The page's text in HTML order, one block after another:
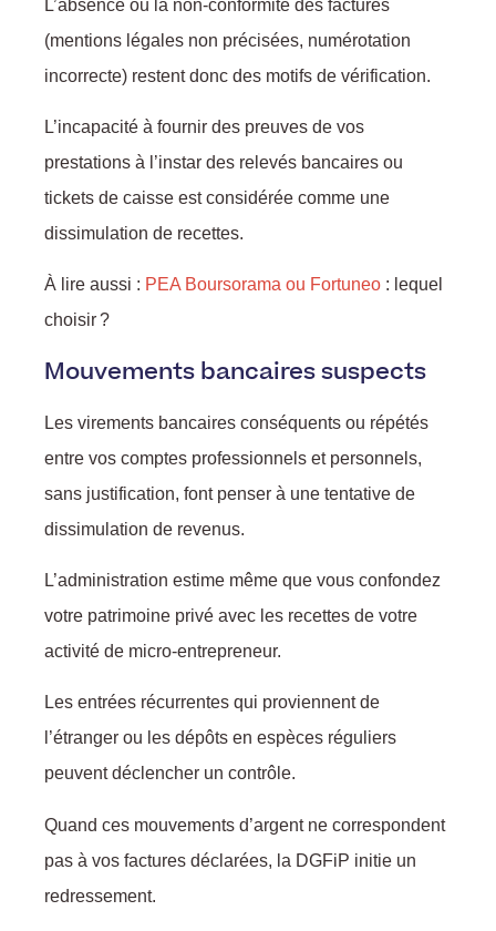
L’absence ou la non-conformité des factures
(mentions légales non précisées, numérotation
incorrecte) restent donc des motifs de vérification.
L’incapacité à fournir des preuves de vos
prestations à l’instar des relevés bancaires ou
tickets de caisse est considérée comme une
dissimulation de recettes.
À lire aussi : PEA Boursorama ou Fortuneo : lequel
choisir ?
Mouvements bancaires suspects
Les virements bancaires conséquents ou répétés
entre vos comptes professionnels et personnels,
sans justification, font penser à une tentative de
dissimulation de revenus.
L’administration estime même que vous confondez
votre patrimoine privé avec les recettes de votre
activité de micro-entrepreneur.
Les entrées récurrentes qui proviennent de
l’étranger ou les dépôts en espèces réguliers
peuvent déclencher un contrôle.
Quand ces mouvements d’argent ne correspondent
pas à vos factures déclarées, la DGFiP initie un
redressement.